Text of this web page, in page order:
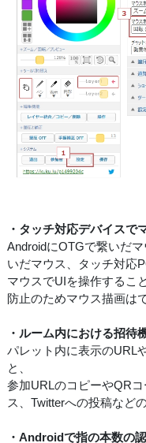
・タッチ対応デバイスで
AndroidにOTGで繋いだ
いだマウス、タッチ対応
マウスでUIを操作するこ
防止のためマウス描画は
・ルーム内における招待
パレット内に表示のURL
と、
参加URLのコピーやQR
ス、Twitterへの投稿など
・Androidで指の本数の